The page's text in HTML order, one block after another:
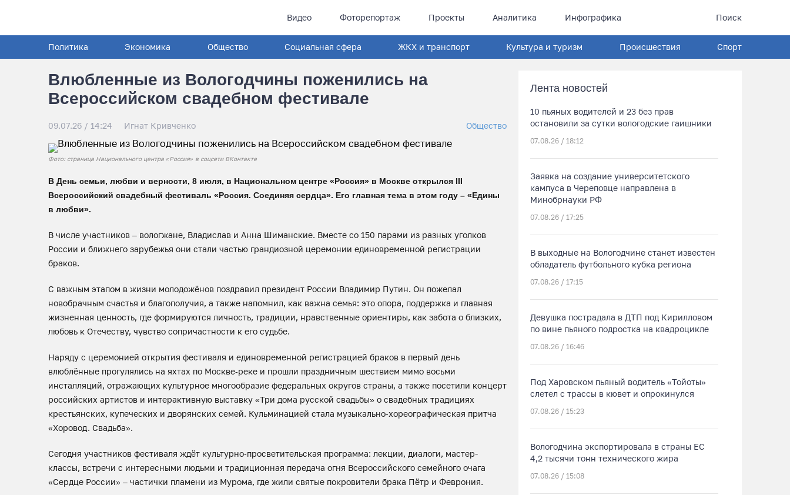
Видео Фоторепортаж Проекты Аналитика Инфографика Поиск
Политика Экономика Общество Социальная сфера ЖКХ и транспорт Культура и туризм Происшествия Спорт
Влюбленные из Вологодчины поженились на
Всероссийском свадебном фестивале
09.07.26 / 14:24 Игнат Кривченко Общество
Фото: страница Национального центра «Россия» в соцсети ВКонтакте
В День семьи, любви и верности, 8 июля, в Национальном центре «Россия» в Москве открылся III
Всероссийский свадебный фестиваль «Россия. Соединяя сердца». Его главная тема в этом году – «Едины
в любви».
В числе участников – вологжане, Владислав и Анна Шиманские. Вместе со 150 парами из разных уголков
России и ближнего зарубежья они стали частью грандиозной церемонии единовременной регистрации
браков.
С важным этапом в жизни молодожёнов поздравил президент России Владимир Путин. Он пожелал
новобрачным счастья и благополучия, а также напомнил, как важна семья: это опора, поддержка и главная
жизненная ценность, где формируются личность, традиции, нравственные ориентиры, как забота о близких,
любовь к Отечеству, чувство сопричастности к его судьбе.
Наряду с церемонией открытия фестиваля и единовременной регистрацией браков в первый день
влюблённые прогулялись на яхтах по Москве‑реке и прошли праздничным шествием мимо восьми
инсталляций, отражающих культурное многообразие федеральных округов страны, а также посетили концерт
российских артистов и интерактивную выставку «Три дома русской свадьбы» о свадебных традициях
крестьянских, купеческих и дворянских семей. Кульминацией стала музыкально‑хореографическая притча
«Хоровод. Свадьба».
Сегодня участников фестиваля ждёт культурно‑просветительская программа: лекции, диалоги, мастер-
классы, встречи с интересными людьми и традиционная передача огня Всероссийского семейного очага
«Сердце России» – частички пламени из Мурома, где жили святые покровители брака Пётр и Феврония.
Лента новостей
10 пьяных водителей и 23 без прав
остановили за сутки вологодские гаишники
07.08.26 / 18:12
Заявка на создание университетского
кампуса в Череповце направлена в
Минобрнауки РФ
07.08.26 / 17:25
В выходные на Вологодчине станет известен
обладатель футбольного кубка региона
07.08.26 / 17:15
Девушка пострадала в ДТП под Кирилловом
по вине пьяного подростка на квадроцикле
07.08.26 / 16:46
Под Харовском пьяный водитель «Тойоты»
слетел с трассы в кювет и опрокинулся
07.08.26 / 15:23
Вологодчина экспортировала в страны ЕС
4,2 тысячи тонн технического жира
07.08.26 / 15:08